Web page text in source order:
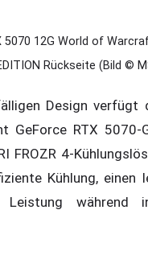
5070 12G World of
Rückseite (Bild ©
Design
GeForce RTX 5070-
FROZR 4-
Kühlung, einen
Leistung während